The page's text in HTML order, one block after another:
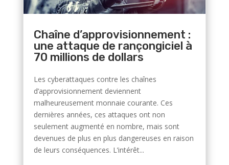
Chaîne d’approvisionnement :
une attaque de rançongiciel à
70 millions de dollars
Les cyberattaques contre les chaînes
d’approvisionnement deviennent
malheureusement monnaie courante. Ces
dernières années, ces attaques ont non
seulement augmenté en nombre, mais sont
devenues de plus en plus dangereuses en raison
de leurs conséquences. L’intérêt...